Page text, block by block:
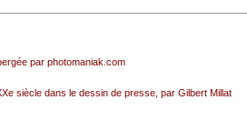
siècle dans le dessin de presse, par Gilbert Millat